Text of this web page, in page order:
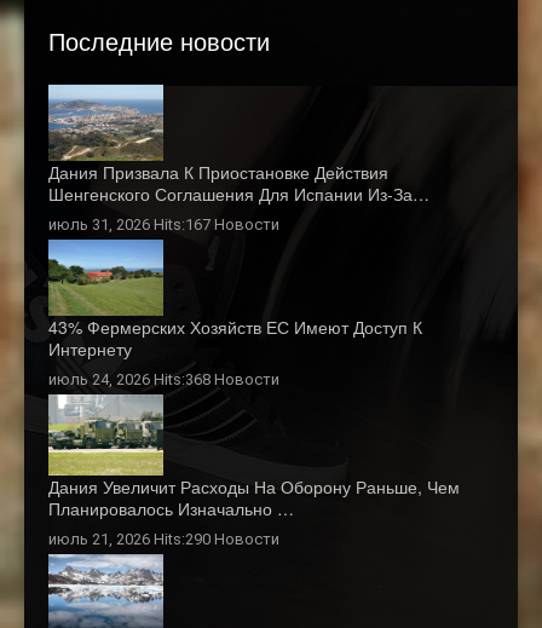
Последние новости
Дания Призвала К Приостановке Действия
Шенгенского Соглашения Для Испании Из-За…
июль 31, 2026 Hits:167 Новости
43% Фермерских Хозяйств ЕС Имеют Доступ К
Интернету
июль 24, 2026 Hits:368 Новости
Дания Увеличит Расходы На Оборону Раньше, Чем
Планировалось Изначально …
июль 21, 2026 Hits:290 Новости